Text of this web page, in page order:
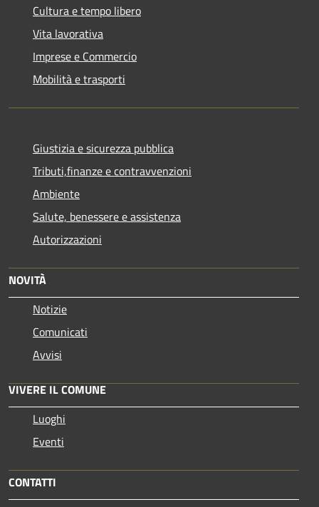
Cultura e tempo libero
Vita lavorativa
Imprese e Commercio
Mobilità e trasporti
Giustizia e sicurezza pubblica
Tributi,finanze e contravvenzioni
Ambiente
Salute, benessere e assistenza
Autorizzazioni
NOVITÀ
Notizie
Comunicati
Avvisi
VIVERE IL COMUNE
Luoghi
Eventi
CONTATTI